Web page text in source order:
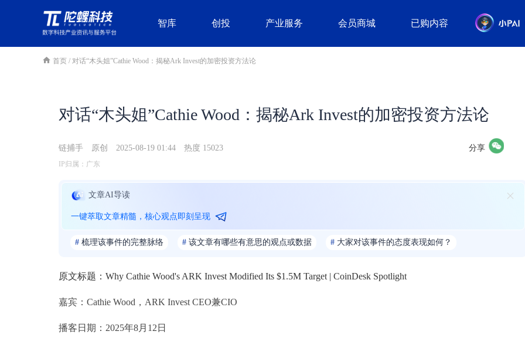
智库 创投 产业服务 会员商城 已购内容
首页 / 对话“木头姐”Cathie Wood：揭秘Ark Invest的加密投资方法论
对话“木头姐”Cathie Wood：揭秘Ark Invest的加密投资方法论
链捕手 原创 2025-08-19 01:44 热度 15023 分享
IP归属：广东
文章AI导读
一键萃取文章精髓，核心观点即刻呈现
# 梳理该事件的完整脉络 # 该文章有哪些有意思的观点或数据 # 大家对该事件的态度表现如何？
原文标题：Why Cathie Wood's ARK Invest Modified Its $1.5M Target | CoinDesk Spotlight
嘉宾：Cathie Wood，ARK Invest CEO兼CIO
播客日期：2025年8月12日